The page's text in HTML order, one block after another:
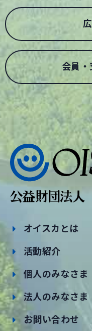
会員
オイスカとは
活動紹介
個人のみなさま
法人のみなさま
お問い合わせ